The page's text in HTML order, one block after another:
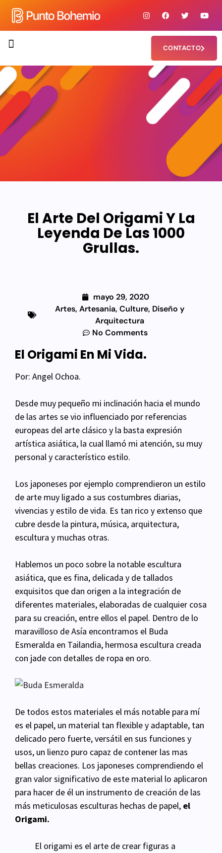
CONTACTO
El Arte Del Origami Y La
Leyenda De Las 1000
Grullas.
mayo 29, 2020
Artes, Artesania, Culture, Diseño y
Arquitectura
No Comments
El Origami En Mi Vida.
Por: Angel Ochoa.
Desde muy pequeño mi inclinación hacia el mundo
de las artes se vio influenciado por referencias
europeas del arte clásico y la basta expresión
artística asiática, la cual llamó mi atención, su muy
personal y característico estilo.
Los japoneses por ejemplo comprendieron un estilo
de arte muy ligado a sus costumbres diarias,
vivencias y estilo de vida. Es tan rico y extenso que
cubre desde la pintura, música, arquitectura,
escultura y muchas otras.
Hablemos un poco sobre la notable escultura
asiática, que es fina, delicada y de tallados
exquisitos que dan origen a la integración de
diferentes materiales, elaboradas de cualquier cosa
para su creación, entre ellos el papel. Dentro de lo
maravilloso de Asía encontramos el Buda
Esmeralda en Tailandia, hermosa escultura creada
con jade con detalles de ropa en oro.
De todos estos materiales el más notable para mí
es el papel, un material tan flexible y adaptable, tan
delicado pero fuerte, versátil en sus funciones y
usos, un lienzo puro capaz de contener las mas
bellas creaciones. Los japoneses comprendiendo el
gran valor significativo de este material lo aplicaron
para hacer de él un instrumento de creación de las
más meticulosas esculturas hechas de papel, el
Origami.
El origami es el arte de crear figuras a